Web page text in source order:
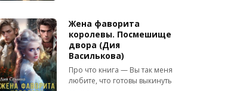
Жена фаворита
королевы. Посмешище
двора (Дия
Василькова)
Про что книга — Вы так меня
любите, что готовы выкинуть